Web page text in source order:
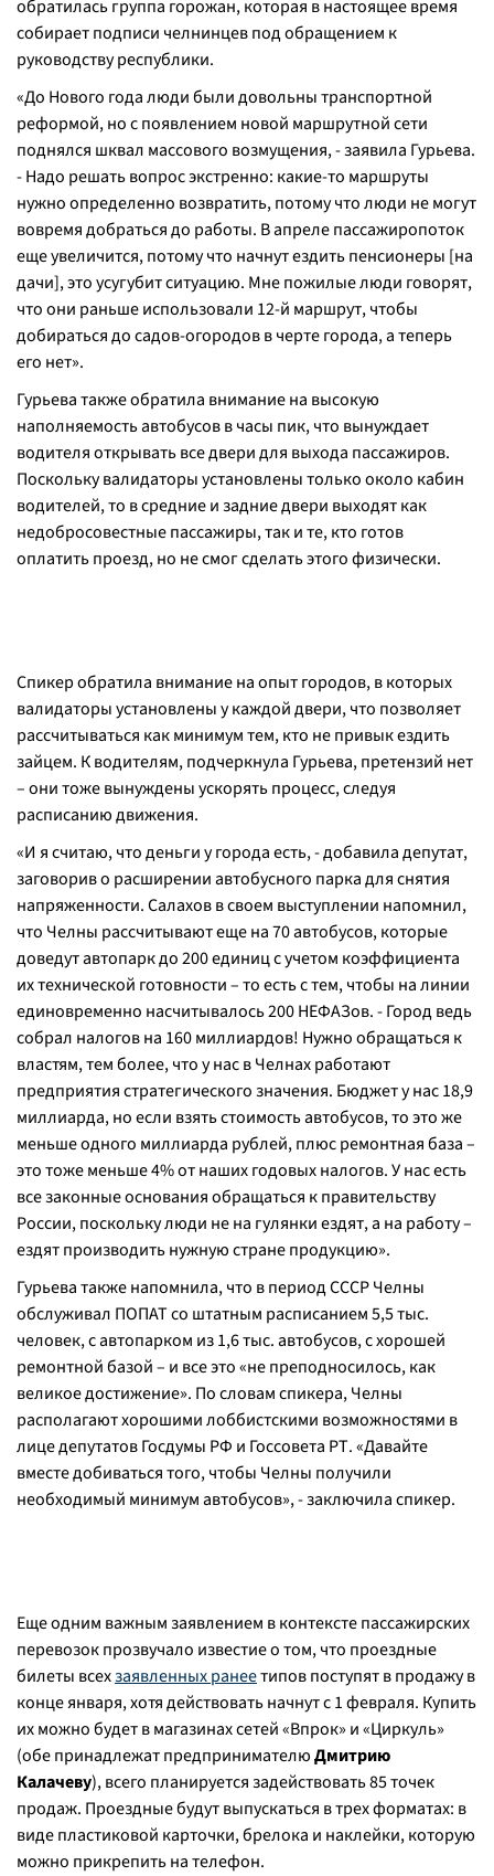
обратилась группа горожан, которая в настоящее время
собирает подписи челнинцев под обращением к
руководству республики.
«До Нового года люди были довольны транспортной
реформой, но с появлением новой маршрутной сети
поднялся шквал массового возмущения, - заявила Гурьева.
- Надо решать вопрос экстренно: какие-то маршруты
нужно определенно возвратить, потому что люди не могут
вовремя добраться до работы. В апреле пассажиропоток
еще увеличится, потому что начнут ездить пенсионеры [на
дачи], это усугубит ситуацию. Мне пожилые люди говорят,
что они раньше использовали 12-й маршрут, чтобы
добираться до садов-огородов в черте города, а теперь
его нет».
Гурьева также обратила внимание на высокую
наполняемость автобусов в часы пик, что вынуждает
водителя открывать все двери для выхода пассажиров.
Поскольку валидаторы установлены только около кабин
водителей, то в средние и задние двери выходят как
недобросовестные пассажиры, так и те, кто готов
оплатить проезд, но не смог сделать этого физически.
Спикер обратила внимание на опыт городов, в которых
валидаторы установлены у каждой двери, что позволяет
рассчитываться как минимум тем, кто не привык ездить
зайцем. К водителям, подчеркнула Гурьева, претензий нет
– они тоже вынуждены ускорять процесс, следуя
расписанию движения.
«И я считаю, что деньги у города есть, - добавила депутат,
заговорив о расширении автобусного парка для снятия
напряженности. Салахов в своем выступлении напомнил,
что Челны рассчитывают еще на 70 автобусов, которые
доведут автопарк до 200 единиц с учетом коэффициента
их технической готовности – то есть с тем, чтобы на линии
единовременно насчитывалось 200 НЕФАЗов. - Город ведь
собрал налогов на 160 миллиардов! Нужно обращаться к
властям, тем более, что у нас в Челнах работают
предприятия стратегического значения. Бюджет у нас 18,9
миллиарда, но если взять стоимость автобусов, то это же
меньше одного миллиарда рублей, плюс ремонтная база –
это тоже меньше 4% от наших годовых налогов. У нас есть
все законные основания обращаться к правительству
России, поскольку люди не на гулянки ездят, а на работу –
ездят производить нужную стране продукцию».
Гурьева также напомнила, что в период СССР Челны
обслуживал ПОПАТ со штатным расписанием 5,5 тыс.
человек, с автопарком из 1,6 тыс. автобусов, с хорошей
ремонтной базой – и все это «не преподносилось, как
великое достижение». По словам спикера, Челны
располагают хорошими лоббистскими возможностями в
лице депутатов Госдумы РФ и Госсовета РТ. «Давайте
вместе добиваться того, чтобы Челны получили
необходимый минимум автобусов», - заключила спикер.
Еще одним важным заявлением в контексте пассажирских
перевозок прозвучало известие о том, что проездные
билеты всехзаявленных ранеетипов поступят в продажу в
конце января, хотя действовать начнут с 1 февраля. Купить
их можно будет в магазинах сетей «Впрок» и «Циркуль»
(обе принадлежат предпринимателюДмитрию
Калачеву), всего планируется задействовать 85 точек
продаж. Проездные будут выпускаться в трех форматах: в
виде пластиковой карточки, брелока и наклейки, которую
можно прикрепить на телефон.